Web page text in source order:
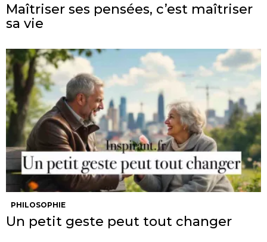
Maîtriser ses pensées, c’est maîtriser
sa vie
PHILOSOPHIE
Un petit geste peut tout changer